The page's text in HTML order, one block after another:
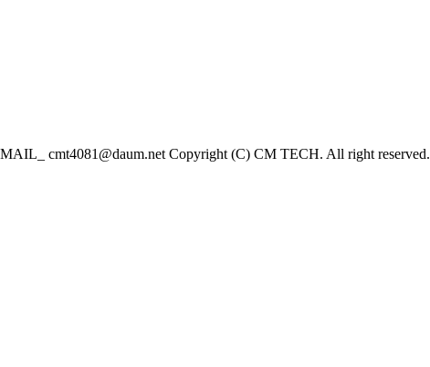
cmt4081@daum.net Copyright (C) CM TECH. All right reserved.